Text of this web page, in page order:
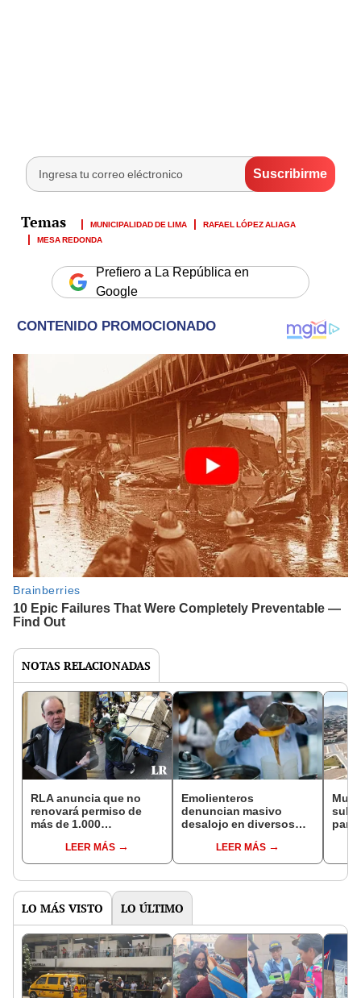
MUNICIPALIDAD DE LIMA
RAFAEL LÓPEZ ALIAGA
MESA REDONDA
Prefiero a La República en
Google
NOTAS RELACIONADAS
RLA anuncia que no
renovará permiso de
más de 1.000
trabajan en Mesa
Redonda
LEER MÁS
Emolienteros
denuncian masivo
desalojo en diversos
de la MMLLEER MÁS
para
LO MÁS VISTO LO ÚLTIMO